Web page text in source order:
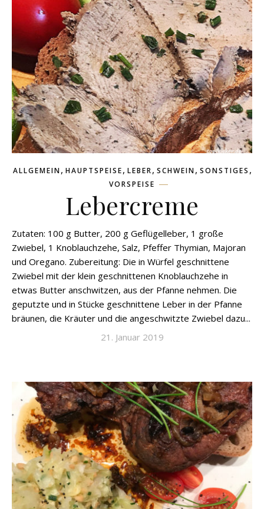
ALLGEMEIN, HAUPTSPEISE, LEBER, SCHWEIN, SONSTIGES ,
VORSPEISE
Lebercreme
Zutaten: 100 g Butter, 200 g Geflügelleber, 1 große
Zwiebel, 1 Knoblauchzehe, Salz, Pfeffer Thymian, Majoran
und Oregano. Zubereitung: Die in Würfel geschnittene
Zwiebel mit der klein geschnittenen Knoblauchzehe in
etwas Butter anschwitzen, aus der Pfanne nehmen. Die
geputzte und in Stücke geschnittene Leber in der Pfanne
bräunen, die Kräuter und die angeschwitzte Zwiebel dazu...
21. Januar 2019